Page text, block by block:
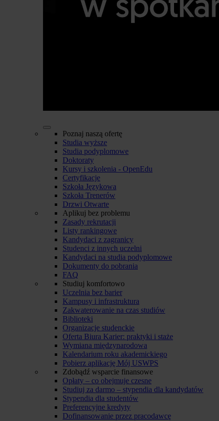
Poznaj naszą ofertę
Studia wyższe
Studia podyplomowe
Doktoraty
Kursy i szkolenia - OpenEdu
Certyfikacje
Szkoła Językowa
Szkoła Trenerów
Drzwi Otwarte
Aplikuj bez problemu
Zasady rekrutacji
Listy rankingowe
Kandydaci z zagranicy
Studenci z innych uczelni
Kandydaci na studia podyplomowe
Dokumenty do pobrania
FAQ
Studiuj komfortowo
Uczelnia bez barier
Kampusy i infrastruktura
Zakwaterowanie na czas studiów
Biblioteki
Organizacje studenckie
Oferta Biura Karier: praktyki i staże
Wymiana międzynarodowa
Kalendarium roku akademickiego
Pobierz aplikację Mój USWPS
Zdobądź wsparcie finansowe
Opłaty – co obejmuje czesne
Studiuj za darmo – stypendia dla kandydatów
Stypendia dla studentów
Preferencyjne kredyty
Dofinansowanie przez pracodawcę